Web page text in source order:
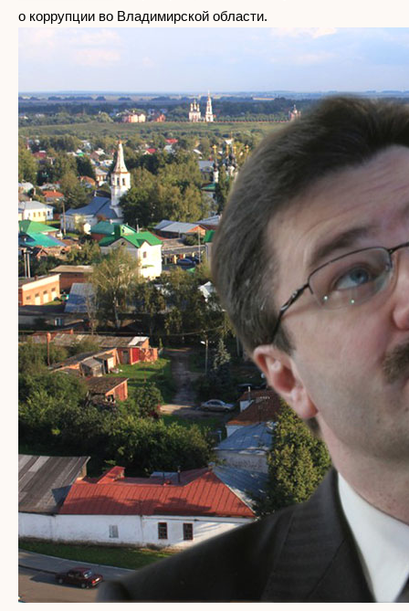
о коррупции во Владимирской области.